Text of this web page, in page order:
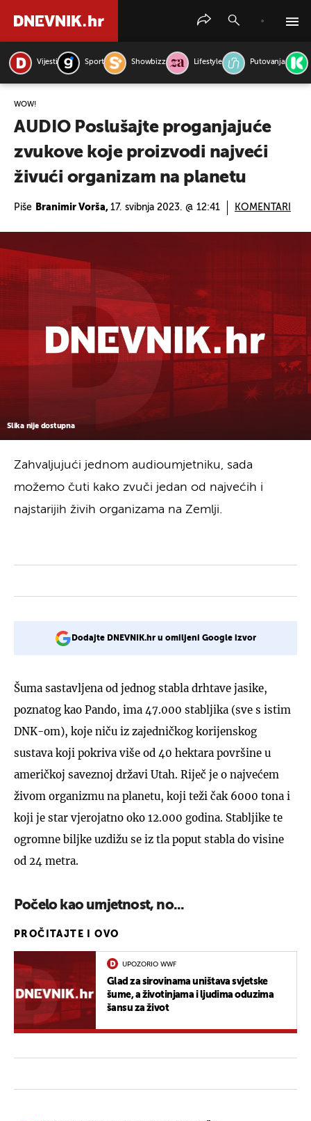
Vijesti Sport Showbizz Lifestyle Putovanja
WOW!
AUDIO Poslušajte proganjajuće
zvukove koje proizvodi najveći
živući organizam na planetu
Piše Branimir Vorša, 17. svibnja 2023. @ 12:41 KOMENTARI
Slika nije dostupna
Zahvaljujući jednom audioumjetniku, sada
možemo čuti kako zvuči jedan od najvećih i
najstarijih živih organizama na Zemlji.
Dodajte DNEVNIK.hr u omiljeni Google izvor
Šuma sastavljena od jednog stabla drhtave jasike,
poznatog kao Pando, ima 47.000 stabljika (sve s istim
DNK-om), koje niču iz zajedničkog korijenskog
sustava koji pokriva više od 40 hektara površine u
američkoj saveznoj državi Utah. Riječ je o najvećem
živom organizmu na planetu, koji teži čak 6000 tona i
koji je star vjerojatno oko 12.000 godina. Stabljike te
ogromne biljke uzdižu se iz tla poput stabla do visine
od 24 metra.
Počelo kao umjetnost, no...
PROČITAJTE I OVO
UPOZORIO WWF
Glad za sirovinama uništava svjetske
šume, a životinjama i ljudima oduzima
šansu za život
PRETRAŽITE VIJESTI